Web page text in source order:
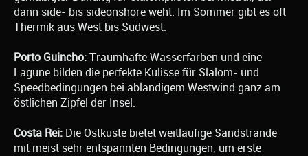
dann side- bis sideonshore weht. Im Sommer gibt es oft
Thermik aus West bis Südwest.
Porto Guincho: Traumhafte Wasserfarben und eine
Lagune bilden die perfekte Kulisse für Slalom- und
Speedbedingungen bei ablandigem Westwind ganz am
östlichen Zipfel der Insel.
Costa Rei: Die Ostküste bietet weitläufige Sandstrände
mit meist sehr entspannten Bedingungen, um erste